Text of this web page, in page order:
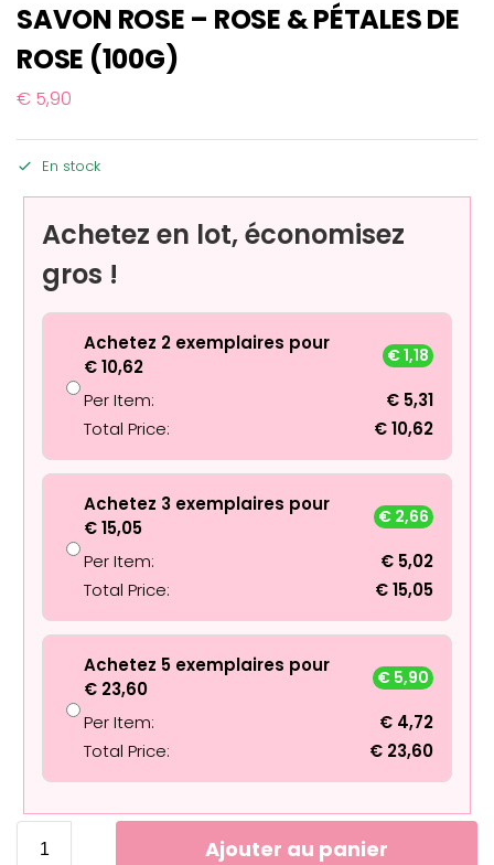
SAVON ROSE – ROSE & PÉTALES DE
ROSE (100G)
€ 5,90
En stock
Achetez en lot, économisez
gros !
Achetez 2 exemplaires pour
€10,62
€1,18
Per Item: € 5,31
Total Price:
€10,62
Achetez 3 exemplaires pour
€15,05
€ 2,66
Per Item: € 5,02
Total Price:
€15,05
Achetez 5 exemplaires pour
€ 23,60
€ 5,90
Per Item: € 4,72
Total Price:
€ 23,60
Ajouter au panier